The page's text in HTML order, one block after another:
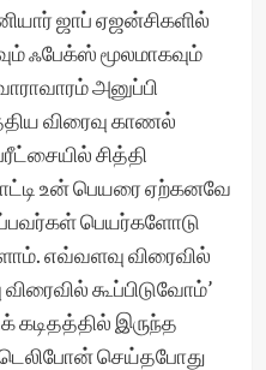
ஜாப் ஏஜன்சிகளில்
ஃபேக்ஸ் மூலமாகவும்
அனுப்பி
விரைவு காணல்
சித்தி
உன் பெயரை ஏற்கனவே
பெயர்களோடு
எவ்வளவு விரைவில்
கூப்பிடுவோம்’
கடிதத்தில் இருந்த
செய்தபோது